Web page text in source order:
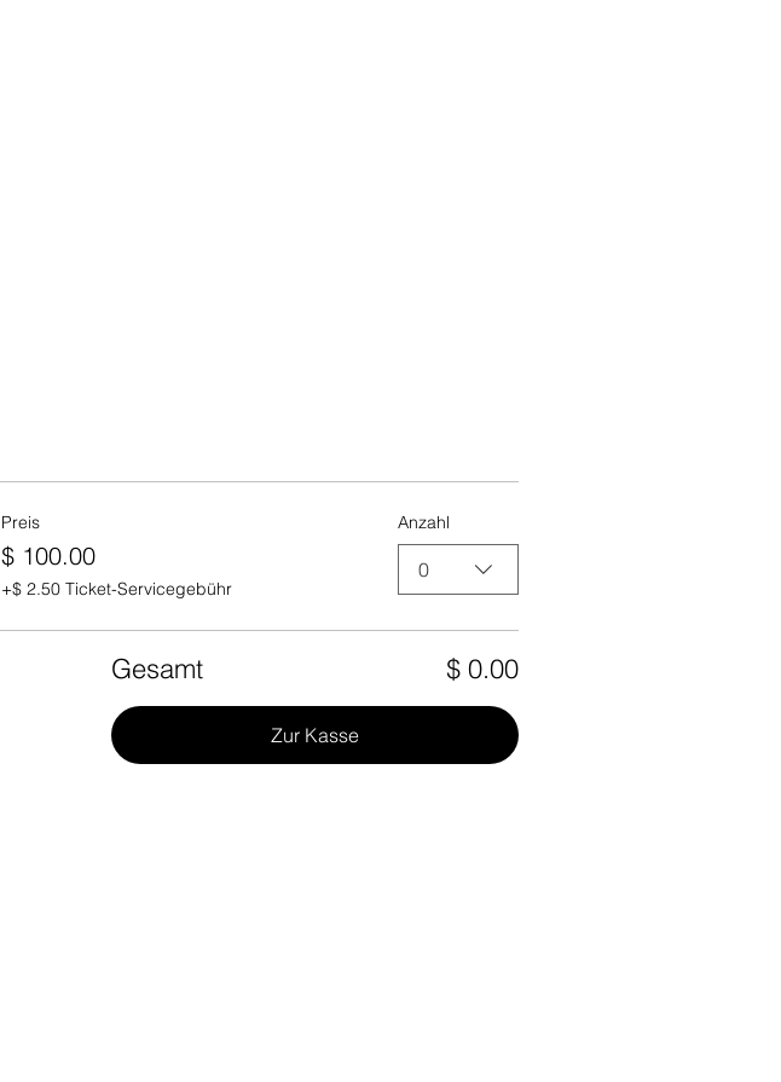
Preis
$ 100.00
+$ 2.50 Ticket-Servicegebühr
Anzahl
0
Gesamt $ 0.00
Zur Kasse